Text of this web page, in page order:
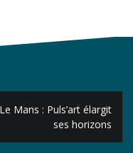
Le Mans : Puls’art élargit
ses horizons